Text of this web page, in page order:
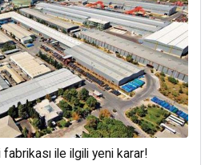
fabrikası ile ilgili yeni karar!